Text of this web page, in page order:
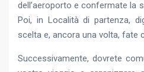
dell’aeroporto e confermate la
Poi, in Località di partenza,
scelta e, ancora una volta, fate
Successivamente, dovrete